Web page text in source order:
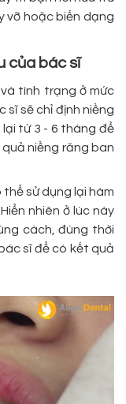
vỡ hoặc biến dạng
của bác sĩ
tình trạng ở mức
sĩ sẽ chỉ định niềng
từ 3 - 6 tháng để
niềng răng ban
sử dụng lại hàm
nhiên ở lúc này
cách, đúng thời
sĩ để có kết quả